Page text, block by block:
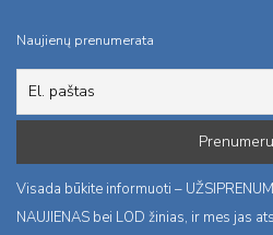
Naujienų prenumerata
Visada būkite informuoti –
NAUJIENAS bei LOD žinias, ir mes jas